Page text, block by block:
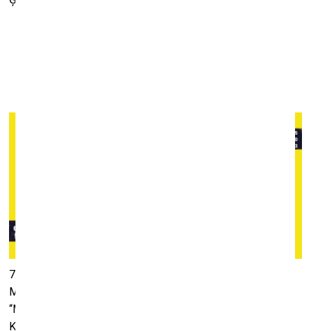
7. februārī jau 85. reizi notiks leģendām apvītais Latvijas
Mākslas akadēmijas karnevāls, kura vadmotīvs šogad būs
“Mākslinieka gars:
Karnevālā akadēmijas telpas kļūst par pārsteigumiem